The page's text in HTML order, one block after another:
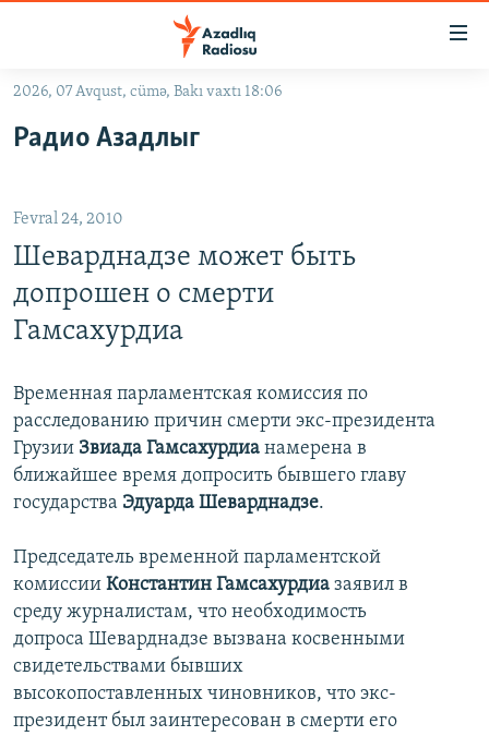
Əsas
qayıt
qayıt
Axtarışa
#İZAHLA
FƏRQƏ BAX
QANUNI DOĞRU
ARAŞDIRMA
MULTIMEDIA
VIDEO
FOTOQALEREYA
İNFOQRAFIKA
RADIO ARXIV
OXU ZALI
AZƏRBAYCAN ƏDƏBIYYATI KITABXANASI
İZ - MƏDƏNIYYƏT PROQRAMI
HAQQIMIZDA
MISSIYAMIZ
PEŞƏ ETIKASI VƏ JURNALISTIKA STANDARTLARIMIZ
MATERIALLARIMIZDAN ISTIFADƏ
AZADLIQRADIOSU MOBIL TELEFONUNUZDA
BIZIMLƏ ƏLAQƏ
RFE/RL-in bütün saytları
2026, 07 Avqust, cümə, Bakı vaxtı 18:06
Радио Азадлыг
Fevral 24, 2010
Шеварднадзе может быть
допрошен о смерти
Гамсахурдиа
Временная парламентская комиссия по
расследованию причин смерти экс-президента
Грузии Звиада Гамсахурдиа намерена в
ближайшее время допросить бывшего главу
государства Эдуарда Шеварднадзе.
Председатель временной парламентской
комиссии Константин Гамсахурдиа заявил в
среду журналистам, что необходимость
допроса Шеварднадзе вызвана косвенными
свидетельствами бывших
высокопоставленных чиновников, что экс-
президент был заинтересован в смерти его